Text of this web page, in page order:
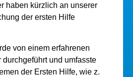
haben kürzlich an unserer
der ersten Hilfe
von einem erfahrenen
durchgeführt und umfasste
der Ersten Hilfe, wie z.